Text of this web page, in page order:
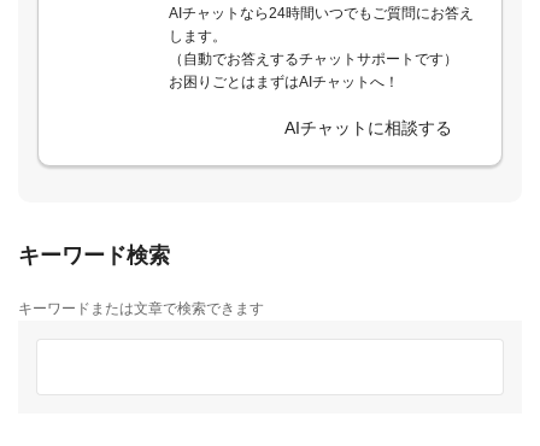
AIチャットなら24時間いつでもご質問にお答え
します。
（自動でお答えするチャットサポートです）
お困りごとはまずはAIチャットへ！
AIチャットに相談する
キーワード検索
キーワードまたは文章で検索できます